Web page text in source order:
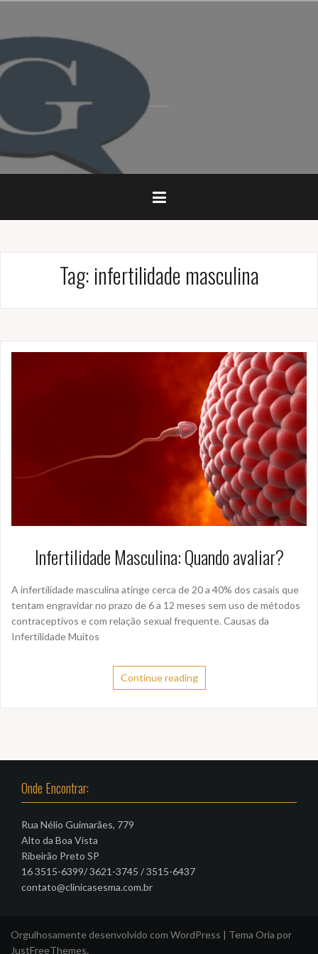
o
Tag: infertilidade masculina
Infertilidade Masculina: Quando avaliar?
A infertilidade masculina atinge cerca de 20 a 40% dos casais que
tentam engravidar no prazo de 6 a 12 meses sem uso de métodos
contraceptivos e com relação sexual frequente. Causas da
Infertilidade Muitos
Continue reading
Onde Encontrar:
Rua Nélio Guimarães, 779
Alto da Boa Vista
Ribeirão Preto SP
16 3515-6399/ 3621-3745 / 3515-6437
contato@clinicasesma.com.br
Orgulhosamente desenvolvido com WordPress | Tema Oria por
JustFreeThemes.